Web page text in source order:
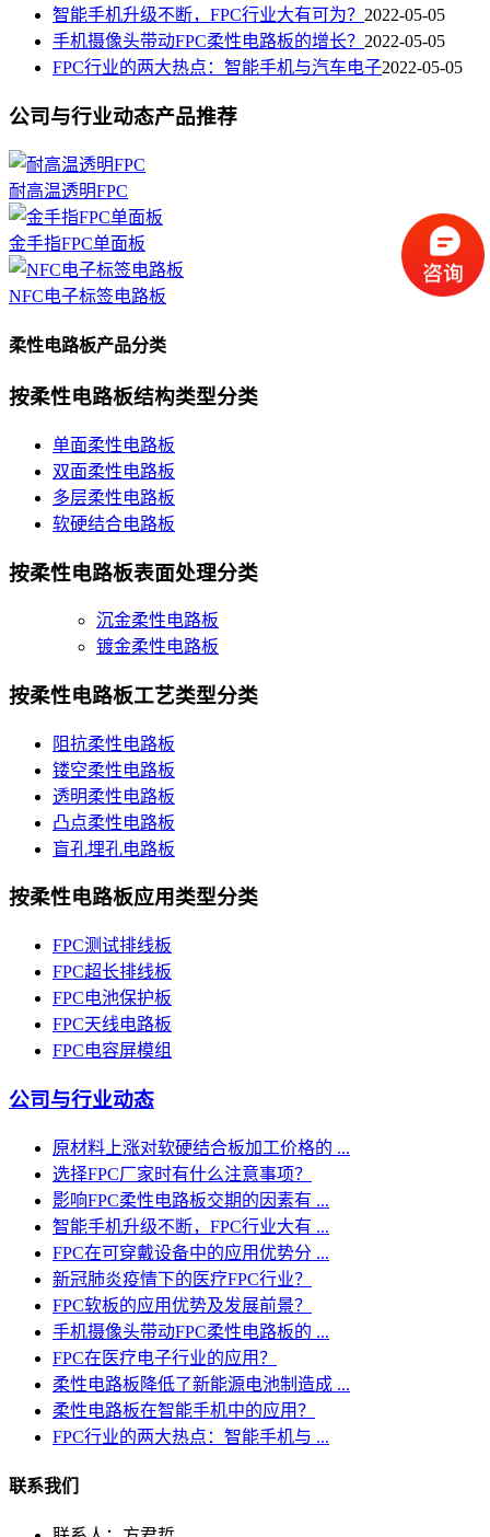
智能手机升级不断，FPC行业大有可为？ 2022-05-05
手机摄像头带动FPC柔性电路板的增长？ 2022-05-05
FPC行业的两大热点：智能手机与汽车电子2022-05-05
公司与行业动态产品推荐
耐高温透明FPC
金手指FPC单面板
NFC电子标签电路板
柔性电路板产品分类
按柔性电路板结构类型分类
单面柔性电路板
双面柔性电路板
多层柔性电路板
软硬结合电路板
按柔性电路板表面处理分类
沉金柔性电路板
镀金柔性电路板
按柔性电路板工艺类型分类
阻抗柔性电路板
镂空柔性电路板
透明柔性电路板
凸点柔性电路板
盲孔埋孔电路板
按柔性电路板应用类型分类
FPC测试排线板
FPC超长排线板
FPC电池保护板
FPC天线电路板
FPC电容屏模组
公司与行业动态
原材料上涨对软硬结合板加工价格的 ...
选择FPC厂家时有什么注意事项？
影响FPC柔性电路板交期的因素有 ...
智能手机升级不断，FPC行业大有 ...
FPC在可穿戴设备中的应用优势分 ...
新冠肺炎疫情下的医疗FPC行业？
FPC软板的应用优势及发展前景？
手机摄像头带动FPC柔性电路板的 ...
FPC在医疗电子行业的应用？
柔性电路板降低了新能源电池制造成 ...
柔性电路板在智能手机中的应用？
FPC行业的两大热点：智能手机与 ...
联系我们